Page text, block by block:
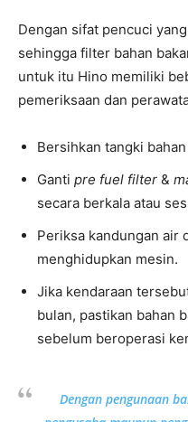
Dengan sifat pencuci
sehingga filter bahan
untuk itu Hino memiliki
pemeriksaan dan
Bersihkan tangki
Ganti pre fuel filter &
secara berkala atau
Periksa kandungan air
menghidupkan mesin.
Jika kendaraan
bulan, pastikan bahan
sebelum beroperasi
Dengan pengunaan